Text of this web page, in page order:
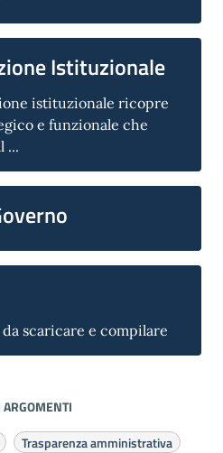
Istituzionale
istituzionale ricopre
e funzionale che
...
scaricare e compilare
ARGOMENTI
Trasparenza amministrativa